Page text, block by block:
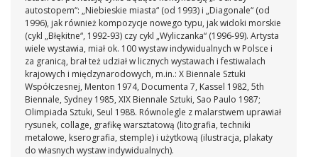
autostopem“: „Niebieskie miasta“ (od 1993) i „Diagonale“ (od
1996), jak również kompozycje nowego typu, jak widoki morskie
(cykl „Błękitne“, 1992-93) czy cykl „Wyliczanka“ (1996-99). Artysta
wiele wystawia, miał ok. 100 wystaw indywidualnych w Polsce i
za granicą, brał też udział w licznych wystawach i festiwalach
krajowych i międzynarodowych, m.in.: X Biennale Sztuki
Współczesnej, Menton 1974, Documenta 7, Kassel 1982, 5th
Biennale, Sydney 1985, XIX Biennale Sztuki, Sao Paulo 1987;
Olimpiada Sztuki, Seul 1988. Równolegle z malarstwem uprawiał
rysunek, collage, grafikę warsztatową (litografia, techniki
metalowe, kserografia, stemple) i użytkową (ilustracja, plakaty
do własnych wystaw indywidualnych).